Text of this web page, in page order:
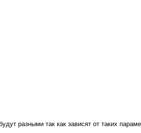
разными так как зависят от таких